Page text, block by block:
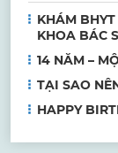
KHÁM
KHOA BÁC
14 NĂM –
TẠI SAO
HAPPY